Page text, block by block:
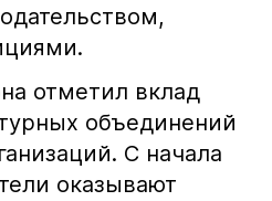
отметил вклад
объединений
С начала
оказывают